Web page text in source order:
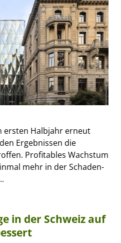
ersten Halbjahr erneut
Ergebnissen die
Profitables Wachstum
mehr in der Schaden-
in der Schweiz auf